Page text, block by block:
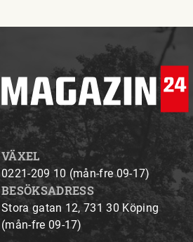
VÄXEL
0221-209 10 (mån-fre 09-17)
BESÖKSADRESS
Stora gatan 12, 731 30 Köping
(mån-fre 09-17)